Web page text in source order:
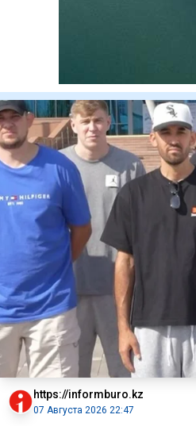
https://informburo.kz
07 Августа 2026 22:47